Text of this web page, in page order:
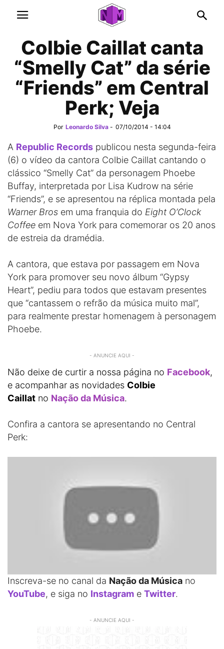
Colbie Caillat canta
“Smelly Cat” da série
“Friends” em Central
Perk; Veja
Por Leonardo Silva - 07/10/2014 - 14:04
A Republic Records publicou nesta segunda-feira
(6) o vídeo da cantora Colbie Caillat cantando o
clássico “Smelly Cat” da personagem Phoebe
Buffay, interpretada por Lisa Kudrow na série
“Friends”, e se apresentou na réplica montada pela
Warner Bros em uma franquia do Eight O’Clock
Coffee em Nova York para comemorar os 20 anos
de estreia da dramédia.
A cantora, que estava por passagem em Nova
York para promover seu novo álbum “Gypsy
Heart”, pediu para todos que estavam presentes
que “cantassem o refrão da música muito mal”,
para realmente prestar homenagem à personagem
Phoebe.
- ANUNCIE AQUI -
Não deixe de curtir a nossa página no Facebook,
e acompanhar as novidades Colbie
Caillat no Nação da Música.
Confira a cantora se apresentando no Central
Perk:
Inscreva-se no canal da Nação da Música no
YouTube, e siga no Instagram e Twitter.
- ANUNCIE AQUI -